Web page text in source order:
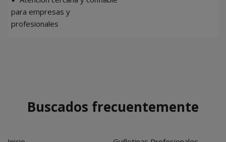
para empresas y
profesionales
Buscados frecuentemente